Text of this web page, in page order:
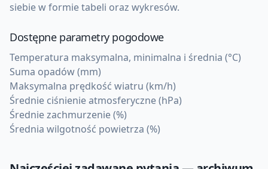
siebie w formie tabeli oraz wykresów.
Dostępne parametry pogodowe
Temperatura maksymalna, minimalna i średnia (°C)
Suma opadów (mm)
Maksymalna prędkość wiatru (km/h)
Średnie ciśnienie atmosferyczne (hPa)
Średnie zachmurzenie (%)
Średnia wilgotność powietrza (%)